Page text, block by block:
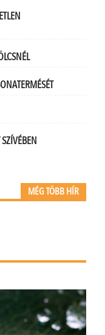
MÉG TÖBB HÍR